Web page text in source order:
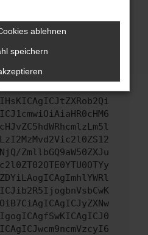
bitte. Wir werden
zu beheben. Du kannst
um uns bei der
ZmllbGQ9aW50ZXJu
ablehnen
speichern